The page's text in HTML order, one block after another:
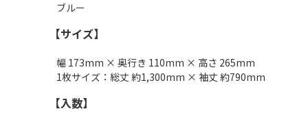
ブルー
【サイズ】
幅 173mm × 奥行き 110mm × 高さ 265mm
1枚サイズ：総丈 約1,300mm × 袖丈 約790mm
【入数】